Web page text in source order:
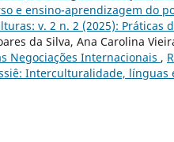
e ensino-aprendizagem do
v. 2 n. 2 (2025):
da Silva, Ana Carolina
Negociações Internacionais ,
Interculturalidade,